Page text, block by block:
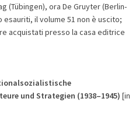
(Tübingen), ora De Gruyter (Berlin-
esauriti, il volume 51 non è uscito;
acquistati presso la casa editrice
und Strategien (1938–1945) [in